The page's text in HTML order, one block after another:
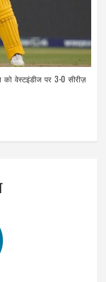
वेस्टइंडीज पर 3-0 सीरीज़